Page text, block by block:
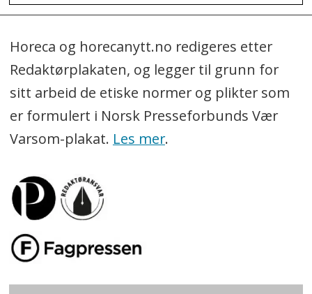
Horeca og horecanytt.no redigeres etter
Redaktørplakaten, og legger til grunn for
sitt arbeid de etiske normer og plikter som
er formulert i Norsk Presseforbunds Vær
Varsom-plakat. Les mer.